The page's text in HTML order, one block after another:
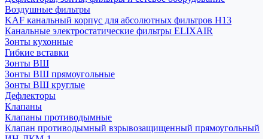
Воздушные фильтры
KAF канальный корпус для абсолютных фильтров H13
Канальные электростатические фильтры ELIXAIR
Зонты кухонные
Гибкие вставки
Зонты ВШ
Зонты ВШ прямоугольные
Зонты ВШ круглые
Дефлекторы
Клапаны
Клапаны противодымные
Клапан противодымный взрывозащищенный прямоугольный